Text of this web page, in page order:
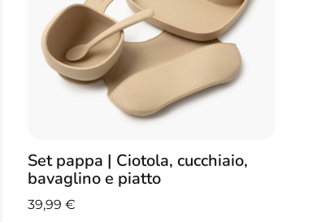
Set pappa | Ciotola, cucchiaio,
bavaglino e piatto
39,99 €